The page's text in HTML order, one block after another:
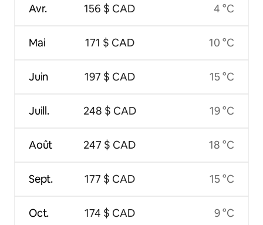
Avr.
Mai
Juin
Juill.
Août
Sept.
Oct.
156 $ CAD
171 $ CAD
197 $ CAD
248 $ CAD
247 $ CAD
177 $ CAD
174 $ CAD
4 °C
10 °C
15 °C
19 °C
18 °C
15 °C
9 °C